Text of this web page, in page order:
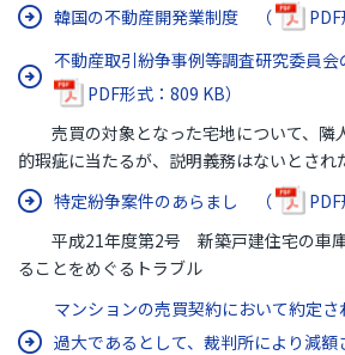
韓国の不動産開発業制度 （
不動産取引紛争事例等調査研究委員
PDF形式：809 KB）
売買の対象となった宅地について、隣
的瑕疵に当たるが、説明義務はないとされ
特定紛争案件のあらまし （
平成21年度第2号 新築戸建住宅の車庫
ることをめぐるトラブル
マンションの売買契約において約定
過大であるとして、裁判所により減